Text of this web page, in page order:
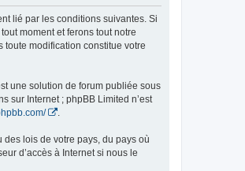
lié par les conditions suivantes. Si
moment et ferons tout notre
modification constitue votre
une solution de forum publiée sous
sur Internet ; phpBB Limited n’est
.
lois de votre pays, du pays où
d’accès à Internet si nous le